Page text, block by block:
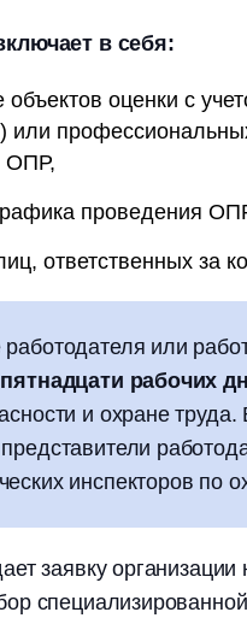
в себя:
оценки с
или
ОПР,
проведения
ответственных за
или
рабочих
и охране труда.
инспекторов по
заявку